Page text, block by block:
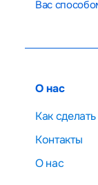
Вас
О нас
Как
Контакты
О нас